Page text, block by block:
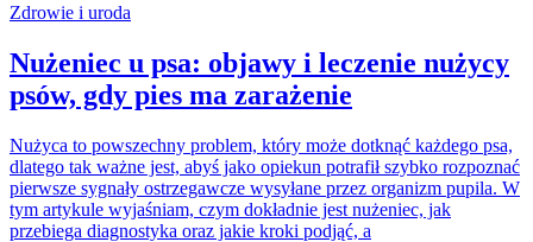
Zdrowie i uroda
Nużeniec u psa: objawy i leczenie nużycy
psów, gdy pies ma zarażenie
Nużyca to powszechny problem, który może dotknąć każdego psa,
dlatego tak ważne jest, abyś jako opiekun potrafił szybko rozpoznać
pierwsze sygnały ostrzegawcze wysyłane przez organizm pupila. W
tym artykule wyjaśniam, czym dokładnie jest nużeniec, jak
przebiega diagnostyka oraz jakie kroki podjąć, a